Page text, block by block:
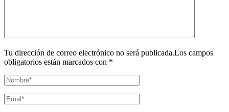
Tu dirección de correo electrónico no será publicada.Los campos
obligatorios están marcados con *